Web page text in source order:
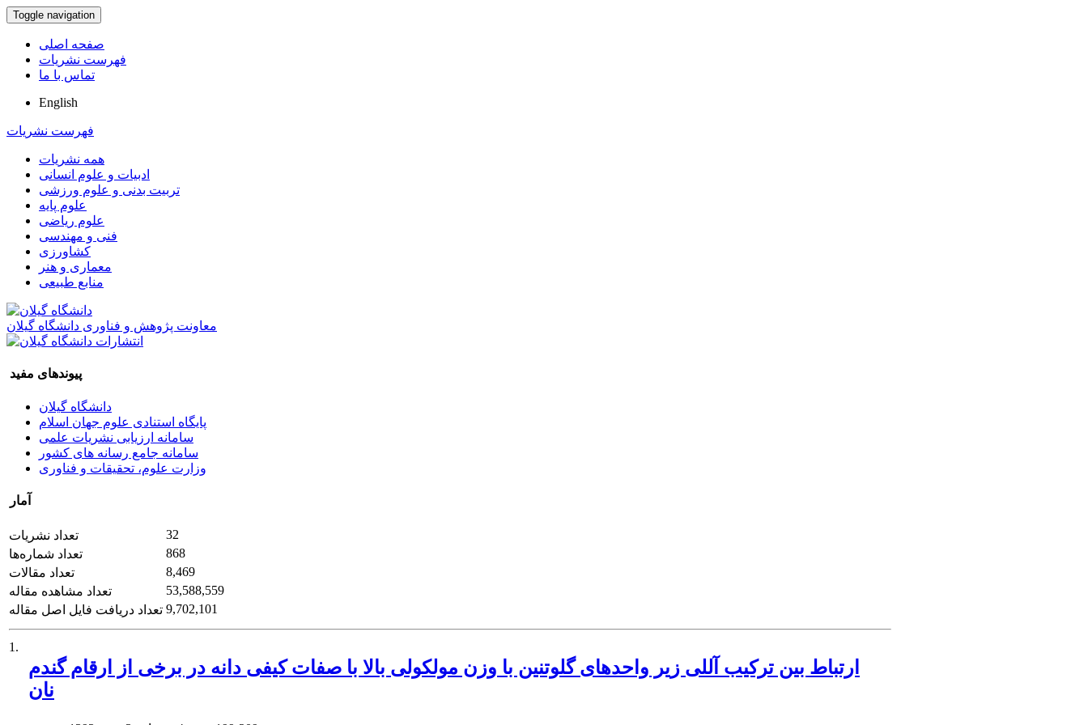
Toggle navigation
صفحه اصلی
فهرست نشریات
تماس با ما
English
فهرست نشریات
همه نشریات
ادبیات و علوم انسانی
تربیت بدنی و علوم ورزشی
علوم پایه
علوم ریاضی
فنی و مهندسی
کشاورزی
معماری و هنر
منابع طبیعی
معاونت پژوهش و فناوری دانشگاه گیلان
پیوندهای مفید
دانشگاه گیلان
پایگاه استنادی علوم جهان اسلام
سامانه ارزیابی نشریات علمی
سامانه جامع رسانه های کشور
وزارت علوم، تحقیقات و فناوری
آمار
تعداد نشریات
32
تعداد شماره‌ها
868
تعداد مقالات
8,469
تعداد مشاهده مقاله
53,588,559
تعداد دریافت فایل اصل مقاله 9,702,101
1.
ارتباط بین ترکیب آللی زیر واحدهای گلوتنین با وزن مولکولی بالا با صفات کیفی دانه در برخی از ارقام گندم
نان